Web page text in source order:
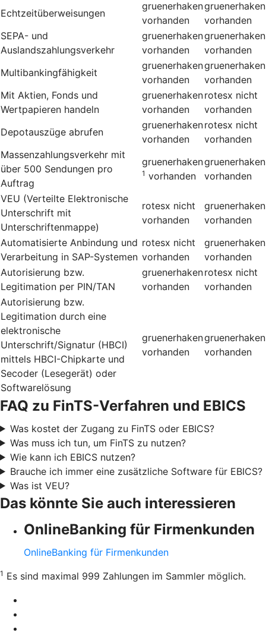
Echtzeitüberweisungen
gruenerhaken
vorhanden
gruenerhaken
vorhanden
SEPA- und
Auslandszahlungsverkehr
gruenerhaken
vorhanden
gruenerhaken
vorhanden
Multibankingfähigkeit
gruenerhaken
vorhanden
gruenerhaken
vorhanden
Mit Aktien, Fonds und
Wertpapieren handeln
gruenerhaken
vorhanden
rotesx nicht
vorhanden
Depotauszüge abrufen
gruenerhaken
vorhanden
rotesx nicht
vorhanden
Massenzahlungsverkehr mit
über 500 Sendungen pro
Auftrag
gruenerhaken
1 vorhanden
gruenerhaken
vorhanden
VEU (Verteilte Elektronische
Unterschrift mit
Unterschriftenmappe)
rotesx nicht
vorhanden
gruenerhaken
vorhanden
Automatisierte Anbindung und
Verarbeitung in SAP-Systemen
rotesx nicht
vorhanden
gruenerhaken
vorhanden
Autorisierung bzw.
Legitimation per PIN/TAN
gruenerhaken
vorhanden
rotesx nicht
vorhanden
Autorisierung bzw.
Legitimation durch eine
elektronische
Unterschrift/Signatur (HBCI)
mittels HBCI-Chipkarte und
Secoder (Lesegerät) oder
Softwarelösung
gruenerhaken
vorhanden
gruenerhaken
vorhanden
FAQ zu FinTS-Verfahren und EBICS
Was kostet der Zugang zu FinTS oder EBICS?
Was muss ich tun, um FinTS zu nutzen?
Wie kann ich EBICS nutzen?
Brauche ich immer eine zusätzliche Software für EBICS?
Was ist VEU?
Das könnte Sie auch interessieren
OnlineBanking für Firmenkunden
OnlineBanking für Firmenkunden
1 Es sind maximal 999 Zahlungen im Sammler möglich.